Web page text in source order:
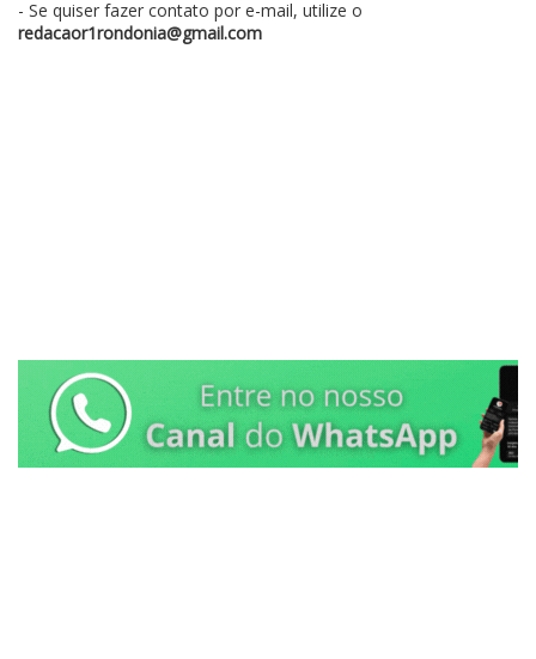
- Se quiser fazer contato por e-mail, utilize o
redacaor1rondonia@gmail.com